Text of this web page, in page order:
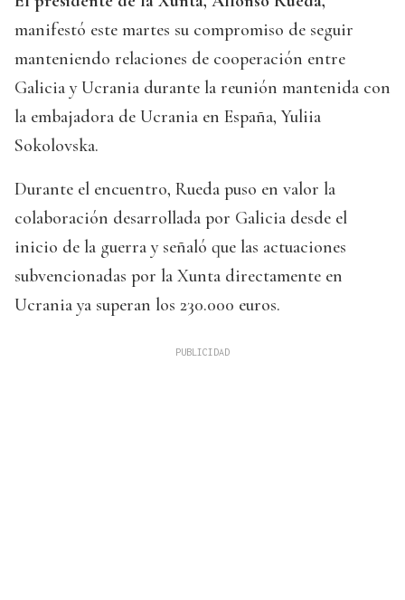
manifestó este martes su compromiso de seguir
manteniendo relaciones de cooperación entre
Galicia y Ucrania durante la reunión mantenida con
la embajadora de Ucrania en España, Yuliia
Sokolovska.
Durante el encuentro, Rueda puso en valor la
colaboración desarrollada por Galicia desde el
inicio de la guerra y señaló que las actuaciones
subvencionadas por la Xunta directamente en
Ucrania ya superan los 230.000 euros.